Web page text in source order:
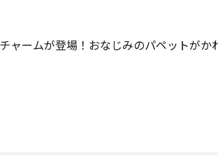
ームが登場！おなじみのパペットがか